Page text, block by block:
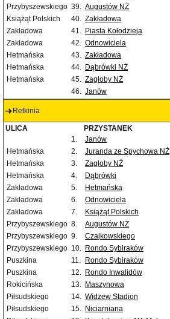
Przybyszewskiego 39. Augustów NŻ
Książąt Polskich
40. Zakładowa
Zakładowa
41. Piasta Kołodzieja
Zakładowa
42. Odnowiciela
Hetmańska
43. Zakładowa
Hetmańska
44. Dąbrówki NŻ
Hetmańska
45. Zagłoby NŻ
46. Janów
Retkinia
ULICA PRZYSTANEK
1.
Janów
Hetmańska
2. Juranda ze Spychowa NŻ
Hetmańska
3. Zagłoby NŻ
Hetmańska
4. Dąbrówki
Zakładowa
5. Hetmańska
Zakładowa
6. Odnowiciela
Zakładowa
7. Książąt Polskich
Przybyszewskiego 8. Augustów NŻ
Przybyszewskiego 9. Czajkowskiego
Przybyszewskiego 10. Rondo Sybiraków
Puszkina
11. Rondo Sybiraków
Puszkina
12. Rondo Inwalidów
Rokicińska
13. Maszynowa
Piłsudskiego
14. Widzew Stadion
Piłsudskiego
15. Niciarniana